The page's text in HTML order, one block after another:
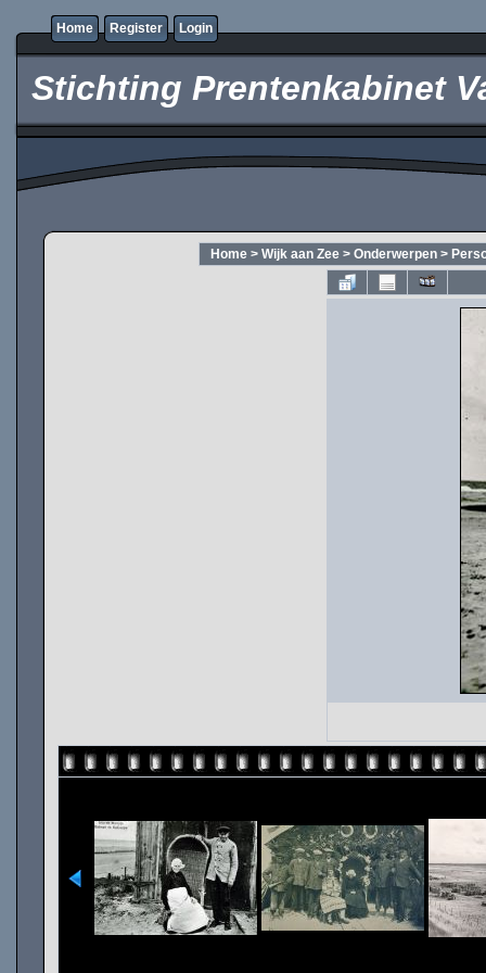
Home Register Login
Stichting Prentenkabinet
Home > Wijk aan Zee > Onderwerpen >